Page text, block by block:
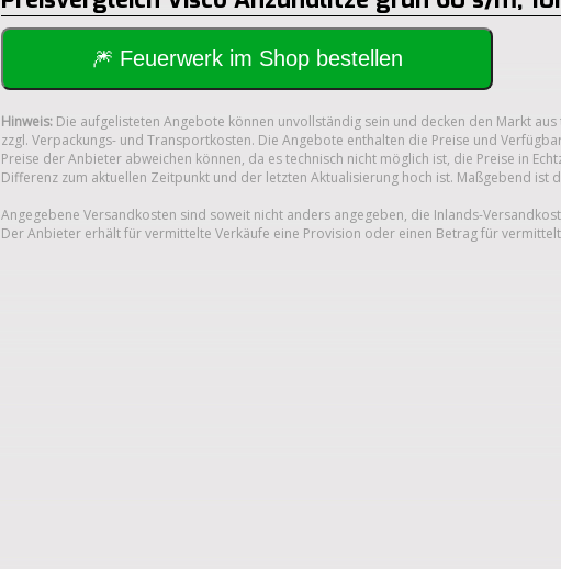
🎆 Feuerwerk im Shop bestellen
Hinweis: Die aufgelisteten Angebote können unvollständig sein und decken den Markt
zzgl. Verpackungs- und Transportkosten. Die Angebote enthalten die Preise und
Preise der Anbieter abweichen können, da es technisch nicht möglich ist, die Preise in
Differenz zum aktuellen Zeitpunkt und der letzten Aktualisierung hoch ist. Maßgebend
Angegebene Versandkosten sind soweit nicht anders angegeben, die Inlands-
Der Anbieter erhält für vermittelte Verkäufe eine Provision oder einen Betrag für